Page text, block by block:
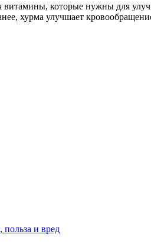
витамины, которые нужны для
хурма улучшает
польза и вред